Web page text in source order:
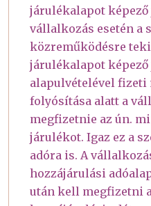
járulékalapot
vállalkozás esetén a
közreműködésre
járulékalapot képező
alapulvételével fizeti
folyósítása alatt a
megfizetnie az ún.
járulékot. Igaz ez a
adóra is. A
hozzájárulási
után kell megfizetni